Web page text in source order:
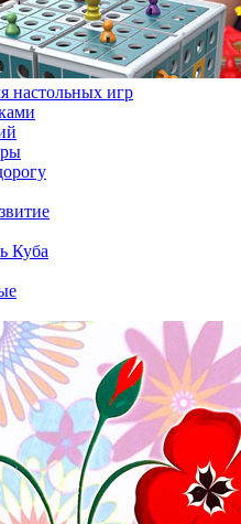
настольных игр
Куба